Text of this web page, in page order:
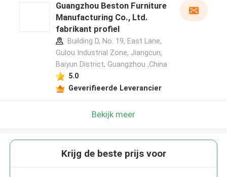
Guangzhou Beston Furniture
Manufacturing Co., Ltd.
fabrikant profiel
Building D, No. 19, East Lane,
Gulou Industrial Zone, Jiangcun,
Baiyun District, Guangzhou ,China
5.0
Geverifieerde Leverancier
Bekijk meer
Krijg de beste prijs voor